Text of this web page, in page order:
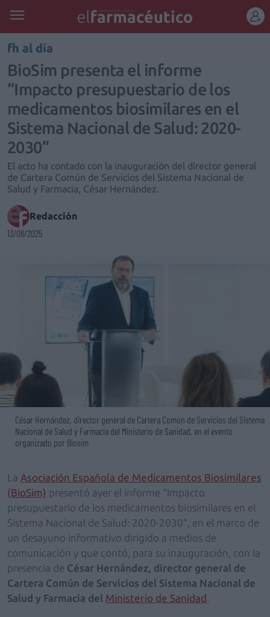
fh al día
BioSim presenta el informe
“Impacto presupuestario de los
medicamentos biosimilares en el
Sistema Nacional de Salud: 2020-
2030”
El acto ha contado con la inauguración del director general
de Cartera Común de Servicios del Sistema Nacional de
Salud y Farmacia, César Hernández.
Redacción
13/06/2025
César Hernández, director general de Cartera Común de Servicios del Sistema
Nacional de Salud y Farmacia del Ministerio de Sanidad, en el evento
organizado por Biosim
La Asociación Española de Medicamentos Biosimilares
(BioSim) presentó ayer el informe “Impacto
presupuestario de los medicamentos biosimilares en el
Sistema Nacional de Salud: 2020-2030”, en el marco de
un desayuno informativo dirigido a medios de
comunicación y que contó, para su inauguración, con la
presencia de César Hernández, director general de
Cartera Común de Servicios del Sistema Nacional de
Salud y Farmacia del Ministerio de Sanidad